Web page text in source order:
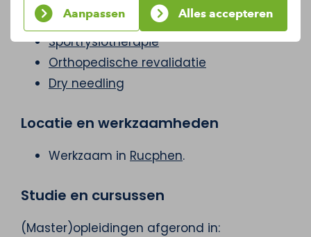
Aanpassen Alles accepteren
Manuele therapie
Sportfysiotherapie
Orthopedische revalidatie
Dry needling
Locatie en werkzaamheden
Werkzaam in Rucphen.
Studie en cursussen
(Master)opleidingen afgerond in: